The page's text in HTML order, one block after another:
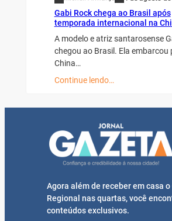
Gabi Rock chega ao Brasil após
temporada internacional na
A modelo e atriz santarosense
chegou ao Brasil. Ela embarcou
China…
Continue lendo…
Agora além de receber em casa o
Regional nas quartas, você
conteúdos exclusivos.